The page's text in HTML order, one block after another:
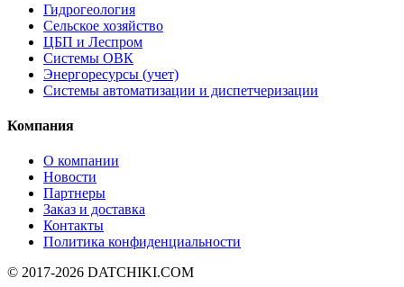
Гидрогеология
Сельское хозяйство
ЦБП и Леспром
Системы ОВК
Энергоресурсы (учет)
Системы автоматизации и диспетчеризации
Компания
О компании
Новости
Партнеры
Заказ и доставка
Контакты
Политика конфиденциальности
© 2017-2026 DATCHIKI.COM